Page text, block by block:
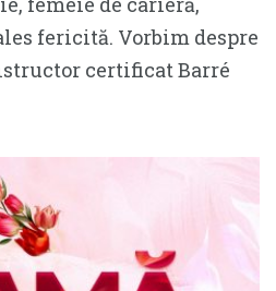
fericită. Vorbim despre
certificat Barré